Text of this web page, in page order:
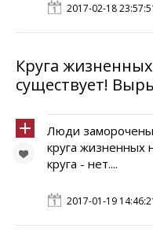
2017-02-18
Круга
существует!
Люди заморочены
круга жизненных
круга - нет....
2017-01-19